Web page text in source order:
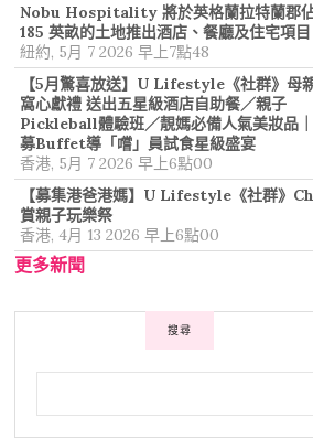
Nobu Hospitality 將於英格蘭拉特蘭郡
185 英畝的土地推出酒店、餐廳及住宅項目
紐約, 5月 7 2026 早上7點48
【5月驚喜放送】U Lifestyle《社群》母
窩心獻禮 送出五星級酒店自助餐／親子
Pickleball體驗班／靚媽必備人氣美妝品
募Buffet導「嚐」員試食星級盛宴
香港, 5月 7 2026 早上6點00
【募集港爸港媽】U Lifestyle《社群》
賞親子玩樂祭
香港, 4月 13 2026 早上6點00
更多新聞
搜尋